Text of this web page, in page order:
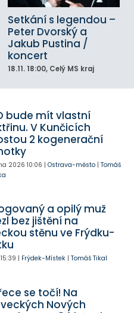
Setkání s legendou –
Peter Dvorský a
Jakub Pustina /
koncert
18.11. 18:00, Celý MS kraj
bude mít vlastní
V Kunčicích
2 kogenerační
2026 10:06 | Ostrava-město| Tomáš
a opilý muž
bez jištění na
stěnu ve Frýdku-
15:39 | Frýdek-Místek| Tomáš Tikal
se točí! Na
Nových